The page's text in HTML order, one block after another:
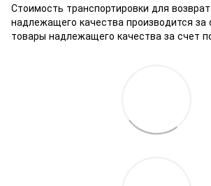
Стоимость транспортировки для
надлежащего качества производится за
товары надлежащего качества за счет